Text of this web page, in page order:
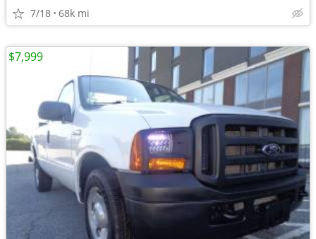
7/18 68k mi
$7,999